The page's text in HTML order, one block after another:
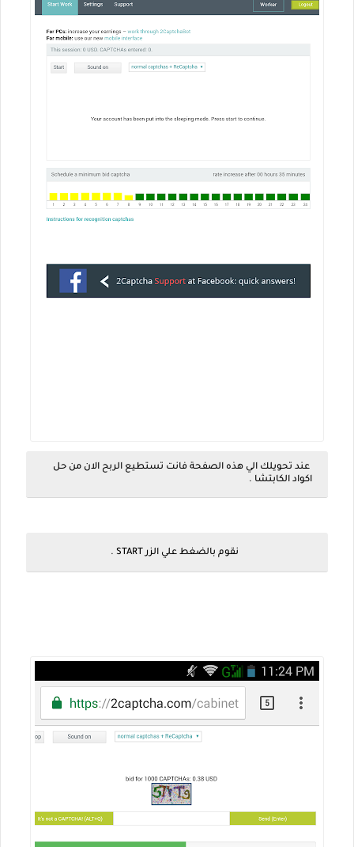
عند تحويلك الي هذه الصفحة فانت تستطيع الربح الان من حل
اكواد الكابتشا .
نقوم بالضغط علي الزر START .